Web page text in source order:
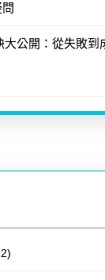
大公開：從失敗到